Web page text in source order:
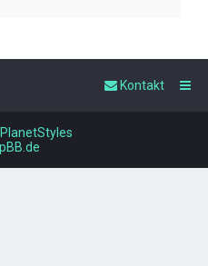
Kontakt
PlanetStyles